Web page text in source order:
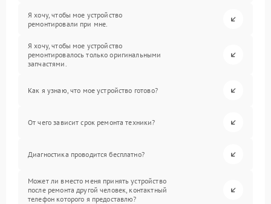
Я хочу, чтобы мое устройство
ремонтировали при мне.
Я хочу, чтобы мое устройство
ремонтировалось только оригинальными
запчастями.
Как я узнаю, что мое устройство готово?
От чего зависит срок ремонта техники?
Диагностика проводится бесплатно?
Может ли вместо меня принять устройство
после ремонта другой человек, контактный
телефон которого я предоставлю?